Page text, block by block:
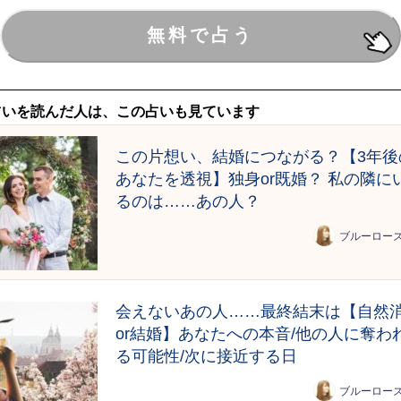
を読んだ人は、この占いも見ています
この片想い、結婚につながる？【3年
あなたを透視】独身or既婚？ 私の隣に
るのは……あの人？
ブルーロー
会えないあの人……最終結末は【自然
or結婚】あなたへの本音/他の人に奪わ
る可能性/次に接近する日
ブルーロー